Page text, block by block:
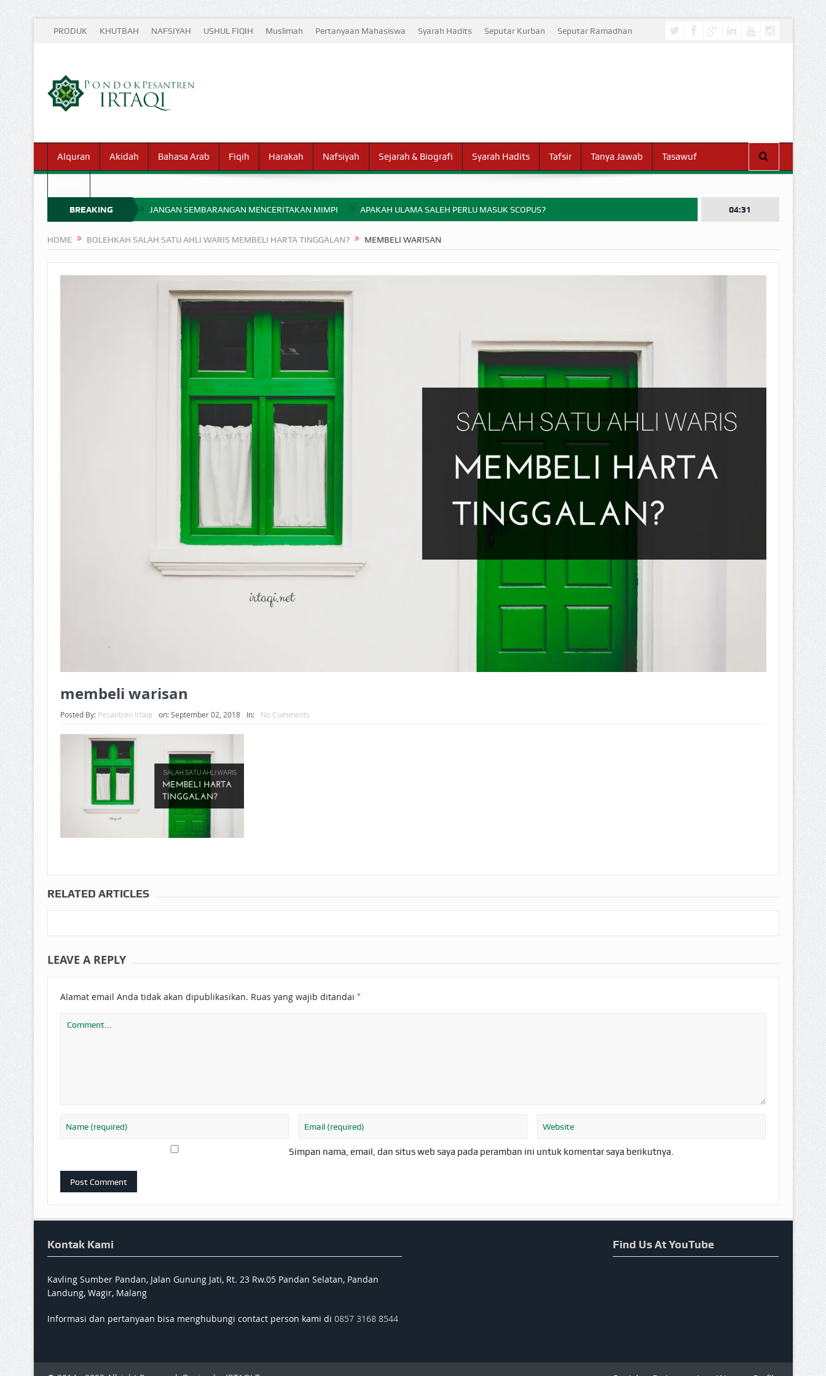
PRODUK KHUTBAH NAFSIYAH USHUL FIQIH Muslimah Pertanyaan Mahasiswa Syarah Hadits Seputar Kurban Seputar Ramadhan
Alquran Akidah Bahasa Arab Fiqih Harakah Nafsiyah Sejarah & Biografi Syarah Hadits Tafsir Tanya Jawab Tasawuf
BREAKING
NEWS
JANGAN SEMBARANGAN MENCERITAKAN MIMPI APAKAH ULAMA SALEH PERLU MASUK SCOPUS?
ISTIDLAL BATIL VS ISTIDLAL SYAR’I BAHASA CINTA KARENA ALLAH
HUKUM MEMBAYAR ZAKAT KEPADA KERABAT SENDIRI
04:31
HOME BOLEHKAH SALAH SATU AHLI WARIS MEMBELI HARTA TINGGALAN? MEMBELI WARISAN
membeli warisan
Posted By: Pesantren Irtaqi on:September 02, 2018 In: No Comments
RELATED ARTICLES
LEAVE A REPLY
Alamat email Anda tidak akan dipublikasikan. Ruas yang wajib ditandai *
Simpan nama, email, dan situs web saya pada peramban ini untuk komentar saya berikutnya.
Kontak Kami
Kavling Sumber Pandan, Jalan Gunung Jati, Rt. 23 Rw.05 Pandan Selatan, Pandan
Landung, Wagir, Malang
Informasi dan pertanyaan bisa menghubungi contact person kami di 0857 3168 8544
Find Us At YouTube